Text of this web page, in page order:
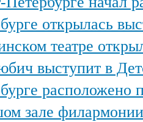
открылась выставка
театре открылся
в Детском театре
расположено
филармонии